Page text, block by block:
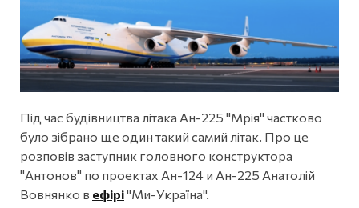
Під час будівництва літака Ан-225 "Мрія" частково
було зібрано ще один такий самий літак. Про це
розповів заступник головного конструктора
"Антонов" по проектах Ан-124 и Ан-225 Анатолій
Вовнянко в ефірі"Ми-Україна".